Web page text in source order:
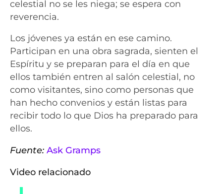
celestial no se les niega; se espera con
reverencia.
Los jóvenes ya están en ese camino.
Participan en una obra sagrada, sienten el
Espíritu y se preparan para el día en que
ellos también entren al salón celestial, no
como visitantes, sino como personas que
han hecho convenios y están listas para
recibir todo lo que Dios ha preparado para
ellos.
Fuente: Ask Gramps
Video relacionado